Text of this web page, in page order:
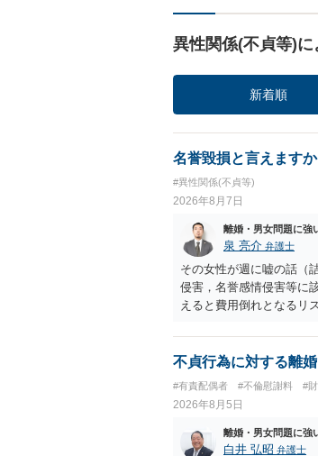
異性関係(不貞等)
新着順
名誉毀損と言えますか
#異性関係(不貞等)
2026年8月7日
離婚・男女問題に強
泉 亮介 弁護士
その女性が週に嘘の話（
侵害，名誉感情侵害等に
えると費用倒れとなるリ
不貞行為に対する離
#有責配偶者 #不倫慰謝料 #
2026年8月5日
離婚・男女問題に強
白井 弘昭 弁護士